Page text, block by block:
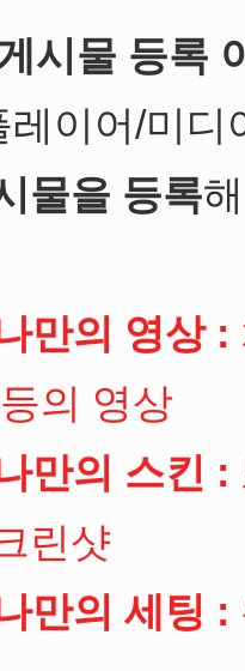
시물 등록
레이어/미
물을 등록
만의 영상 :
의 영상
만의 스킨 :
린샷
만의 세팅 :